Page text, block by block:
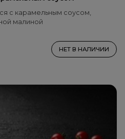
с карамельным соусом,
малиной
НЕТ В НАЛИЧИИ